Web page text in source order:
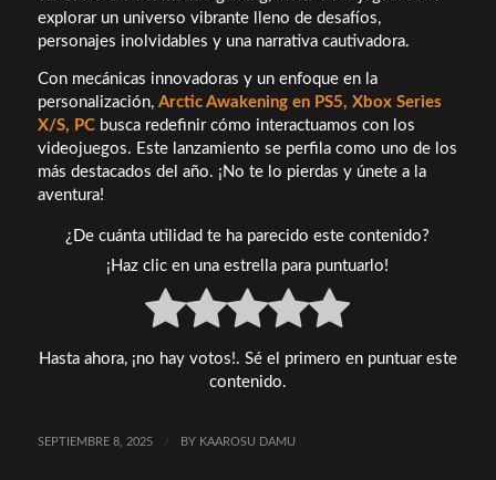
explorar un universo vibrante lleno de desafíos,
personajes inolvidables y una narrativa cautivadora.
Con mecánicas innovadoras y un enfoque en la
personalización, Arctic Awakening en PS5, Xbox Series
X/S, PCbusca redefinir cómo interactuamos con los
videojuegos. Este lanzamiento se perfila como uno de los
más destacados del año. ¡No te lo pierdas y únete a la
aventura!
¿De cuánta utilidad te ha parecido este contenido?
¡Haz clic en una estrella para puntuarlo!
Hasta ahora, ¡no hay votos!. Sé el primero en puntuar este
contenido.
SEPTIEMBRE 8, 2025 / BY KAAROSU DAMU